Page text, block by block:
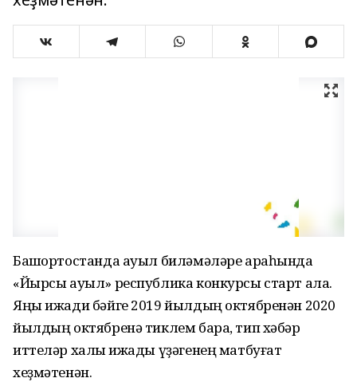
Башҡортостанда ауыл биләмәләре араһында
«Йырсы ауыл» республика конкурсы старт ала.
Яңы ижади бәйге 2019 йылдың октябренән 2020
йылдың октябренә тиклем бара, тип хәбәр
иттеләр халыҡ ижады үҙәгенең матбуғат
хеҙмәтенән.